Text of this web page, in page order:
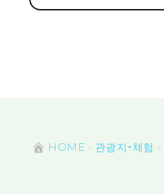
HOME 관광지・체험